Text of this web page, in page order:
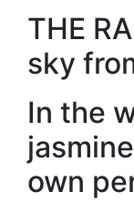
THE
sky
In the
own